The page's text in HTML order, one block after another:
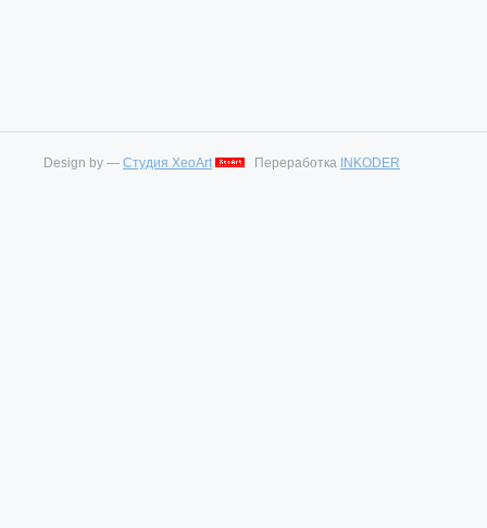
Design by — Студия XeoArt Переработка INKODER